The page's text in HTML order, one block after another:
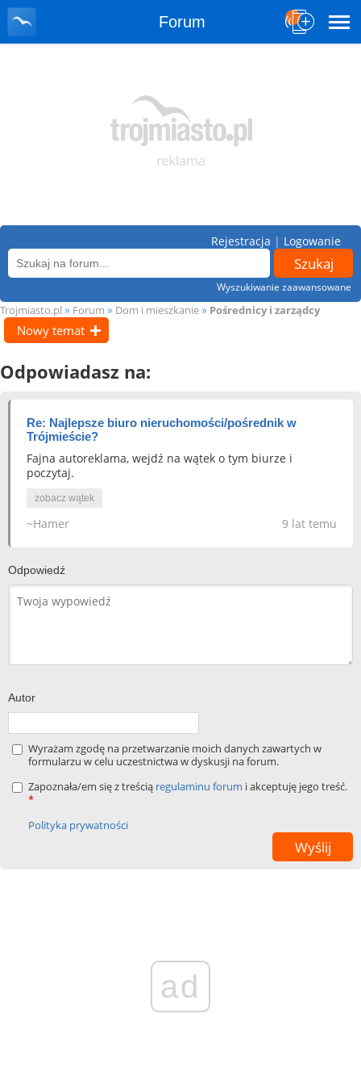
Forum
Wyszukiwanie zaawansowane
Rejestracja | Logowanie
Trojmiasto.pl » Forum » Dom i mieszkanie» Pośrednicy i zarządcy
Nowy temat
Odpowiadasz na:
Re: Najlepsze biuro nieruchomości/pośrednik w
Trójmieście?
Fajna autoreklama, wejdź na wątek o tym biurze i
poczytaj.
zobacz wątek
9 lat temu
~Hamer
Odpowiedź
Autor
Wyrażam zgodę na przetwarzanie moich danych zawartych w
formularzu w celu uczestnictwa w dyskusji na forum.
Zapoznała/em się z treścią regulaminu forum i akceptuję jego treść.
*
Polityka prywatności
ad